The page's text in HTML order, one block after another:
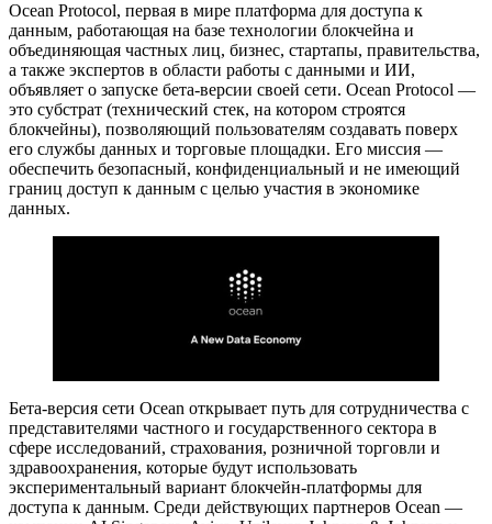
Ocean Protocol, первая в мире платформа для доступа к
данным, работающая на базе технологии блокчейна и
объединяющая частных лиц, бизнес, стартапы, правительства,
а также экспертов в области работы с данными и ИИ,
объявляет о запуске бета-версии своей сети. Ocean Protocol —
это субстрат (технический стек, на котором строятся
блокчейны), позволяющий пользователям создавать поверх
его службы данных и торговые площадки. Его миссия —
обеспечить безопасный, конфиденциальный и не имеющий
границ доступ к данным с целью участия в экономике
данных.
Бета-версия сети Ocean открывает путь для сотрудничества с
представителями частного и государственного сектора в
сфере исследований, страхования, розничной торговли и
здравоохранения, которые будут использовать
экспериментальный вариант блокчейн-платформы для
доступа к данным. Среди действующих партнеров Ocean —